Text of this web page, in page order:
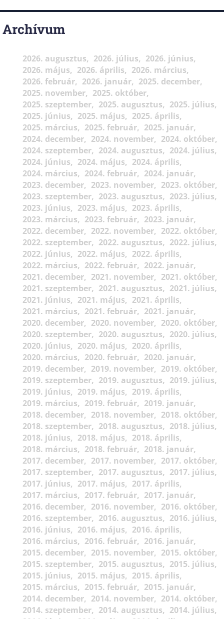
Archívum
2026. augusztus 2026. július
2026. június
2026. május
2026. április
2026. március
2026. február
2026. január
2025. december
2025. november
2025. október
2025. szeptember
2025. augusztus
2025. július
2025. június
2025. május
2025. április
2025. március
2025. február
2025. január
2024. december
2024. november
2024. október
2024. szeptember
2024. augusztus
2024. július
2024. június
2024. május
2024. április
2024. március
2024. február
2024. január
2023. december
2023. november
2023. október
2023. szeptember
2023. augusztus
2023. július
2023. június
2023. május
2023. április
2023. március
2023. február
2023. január
2022. december
2022. november
2022. október
2022. szeptember
2022. augusztus
2022. július
2022. június
2022. május
2022. április
2022. március
2022. február
2022. január
2021. december
2021. november
2021. október
2021. szeptember
2021. augusztus
2021. július
2021. június
2021. május
2021. április
2021. március
2021. február
2021. január
2020. december
2020. november
2020. október
2020. szeptember
2020. augusztus
2020. július
2020. június
2020. május
2020. április
2020. március
2020. február
2020. január
2019. december
2019. november
2019. október
2019. szeptember
2019. augusztus
2019. július
2019. június
2019. május
2019. április
2019. március
2019. február
2019. január
2018. december
2018. november
2018. október
2018. szeptember
2018. augusztus
2018. július
2018. június
2018. május
2018. április
2018. március
2018. február
2018. január
2017. december
2017. november
2017. október
2017. szeptember
2017. augusztus
2017. július
2017. június
2017. május
2017. április
2017. március
2017. február
2017. január
2016. december
2016. november
2016. október
2016. szeptember
2016. augusztus
2016. július
2016. június
2016. május
2016. április
2016. március
2016. február
2016. január
2015. december
2015. november
2015. október
2015. szeptember
2015. augusztus
2015. július
2015. június
2015. május
2015. április
2015. március
2015. február
2015. január
2014. december
2014. november
2014. október
2014. szeptember
2014. augusztus
2014. július